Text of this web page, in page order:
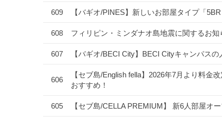
609 【バギオ/PINES】新しいお部屋タイプ「
608 フィリピン・ミンダナオ島地震に関するお知
607 【バギオ/BECI City】BECI Cityキャンパス
606
【セブ島/English fella】2026年7月より料金
おすすめ！
605 【セブ島/CELLA PREMIUM】 新6人部屋オ